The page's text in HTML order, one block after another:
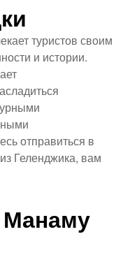
туристов своим
и истории.
отправиться в
Геленджика, вам